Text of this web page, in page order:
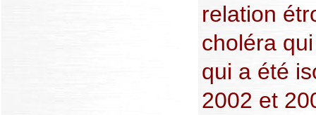
relation
choléra
qui a été
2002 et